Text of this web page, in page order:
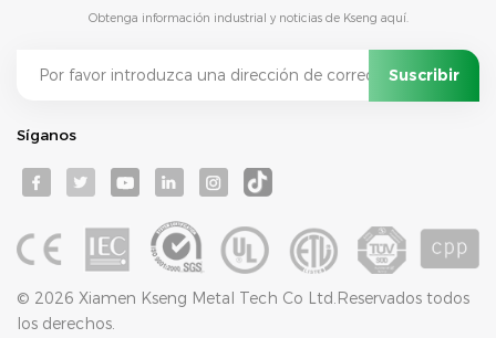
Obtenga información industrial y noticias de Kseng aquí.
Síganos
© 2026 Xiamen Kseng Metal Tech Co Ltd.Reservados todos
los derechos.